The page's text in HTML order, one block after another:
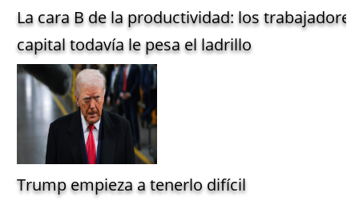
La cara B de la productividad: los
capital todavía le pesa el ladrillo
Trump empieza a tenerlo difícil